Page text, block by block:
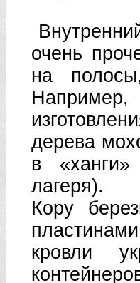
очень
на
дерева
в
лагеря).
Кору
кровли